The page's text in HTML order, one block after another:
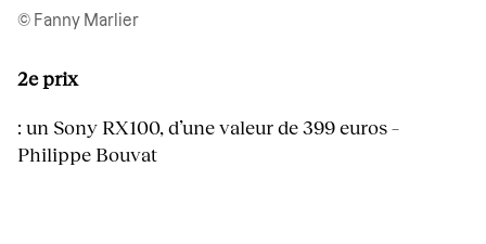
© Fanny Marlier
2e prix
: un Sony RX100, d’une valeur de 399 euros –
Philippe Bouvat